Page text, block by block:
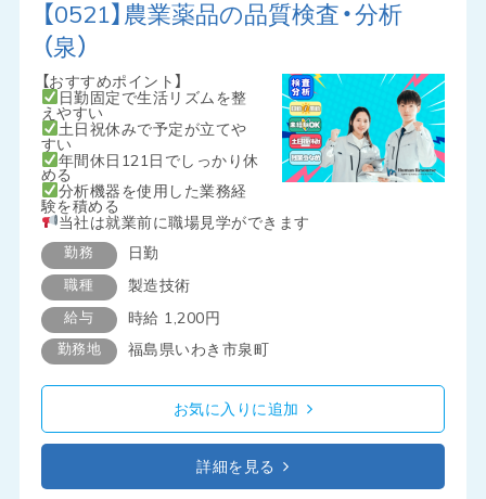
【0521】農業薬品の品質検査・分析
（泉）
【おすすめポイント】
日勤固定で生活リズムを整
えやすい
土日祝休みで予定が立てや
すい
年間休日121日でしっかり休
める
分析機器を使用した業務経
験を積める
当社は就業前に職場見学ができます
勤務 日勤
職種 製造技術
給与 時給 1,200円
勤務地 福島県いわき市泉町
お気に入りに追加
詳細を見る